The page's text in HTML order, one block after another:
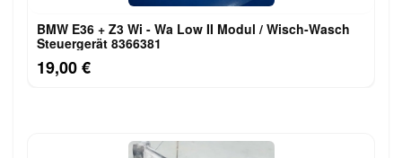
BMW E36 + Z3 Wi - Wa Low II Modul / Wisch-Wasch
Steuergerät 8366381
19,00 €